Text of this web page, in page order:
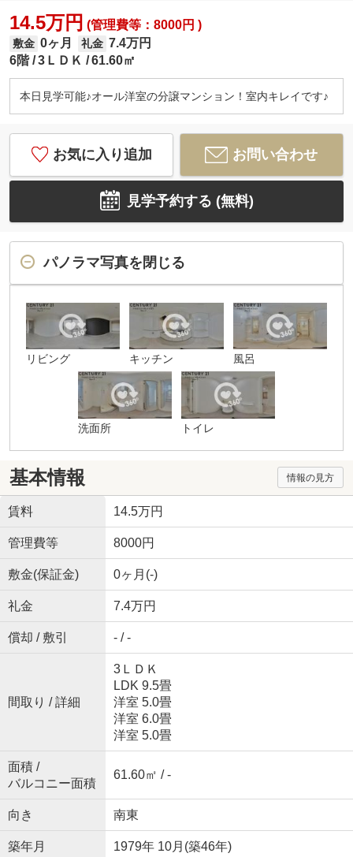
14.5万円 (管理費等：8000円 )
敷金 0ヶ月 礼金 7.4万円
6階 3ＬＤＫ 61.60㎡
本日見学可能♪オール洋室の分譲マンション！室内キレイです♪
お気に入り追加 お問い合わせ
見学予約する (無料)
パノラマ写真を閉じる
リビング キッチン 風呂
洗面所 トイレ
基本情報 情報の見方
賃料 14.5万円
管理費等 8000円
敷金(保証金) 0ヶ月(-)
礼金 7.4万円
償却 / 敷引 - / -
間取り / 詳細
3ＬＤＫ
LDK 9.5畳
洋室 5.0畳
洋室 6.0畳
洋室 5.0畳
面積 /
バルコニー面積
61.60㎡ / -
向き 南東
築年月 1979年 10月(築46年)